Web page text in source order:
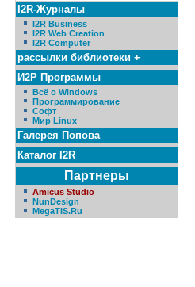
I2R-Журналы
I2R Business
I2R Web Creation
I2R Computer
рассылки библиотеки +
И2Р Программы
Всё о Windows
Программирование
Софт
Мир Linux
Галерея Попова
Каталог I2R
Партнеры
Amicus Studio
NunDesign
MegaTIS.Ru